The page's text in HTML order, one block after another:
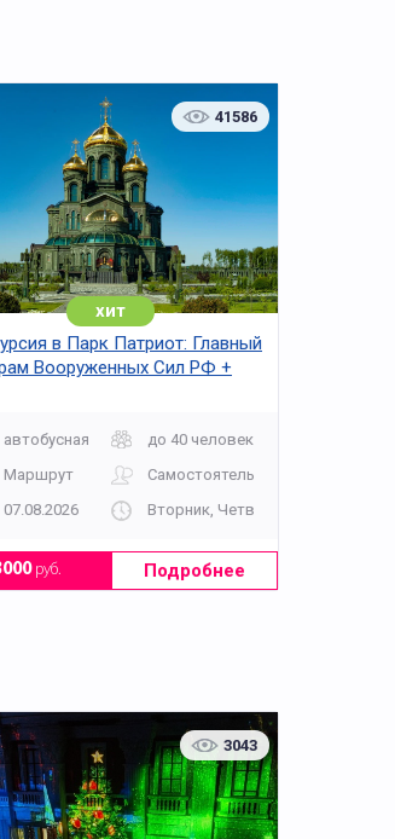
праздника. Формат
сопровождение на всех
41586
хит
в Парк Патриот: Главный
Вооруженных Сил РФ +
автобусная
до 40 человек
Маршрут
Самостоятельно
07.08.2026
Вторник, Четверг, Суббота,
руб. Подробнее
3043